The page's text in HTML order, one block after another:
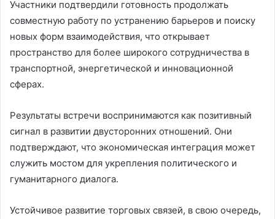
Участники подтвердили готовность продолжать
совместную работу по устранению барьеров и поиску
новых форм взаимодействия, что открывает
пространство для более широкого сотрудничества в
транспортной, энергетической и инновационной
сферах.
Результаты встречи воспринимаются как позитивный
сигнал в развитии двусторонних отношений. Они
подтверждают, что экономическая интеграция может
служить мостом для укрепления политического и
гуманитарного диалога.
Устойчивое развитие торговых связей, в свою очередь,